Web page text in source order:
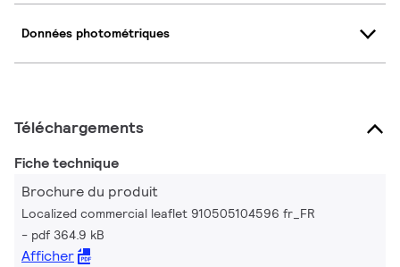
Données photométriques
Téléchargements
Fiche technique
Brochure du produit
Localized commercial leaflet 910505104596 fr_FR
pdf 364.9 kB
Afficher